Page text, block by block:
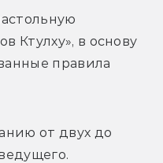
Ктулху», в основу
правила
от двух до